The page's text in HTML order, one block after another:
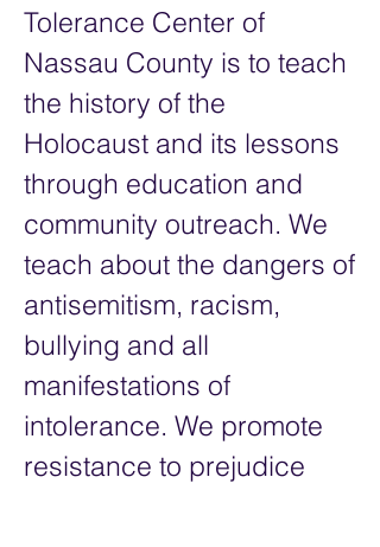
Tolerance Center of
Nassau County is to teach
the history of the
Holocaust and its lessons
through education and
community outreach. We
teach about the dangers of
antisemitism, racism,
bullying and all
manifestations of
intolerance. We promote
resistance to prejudice